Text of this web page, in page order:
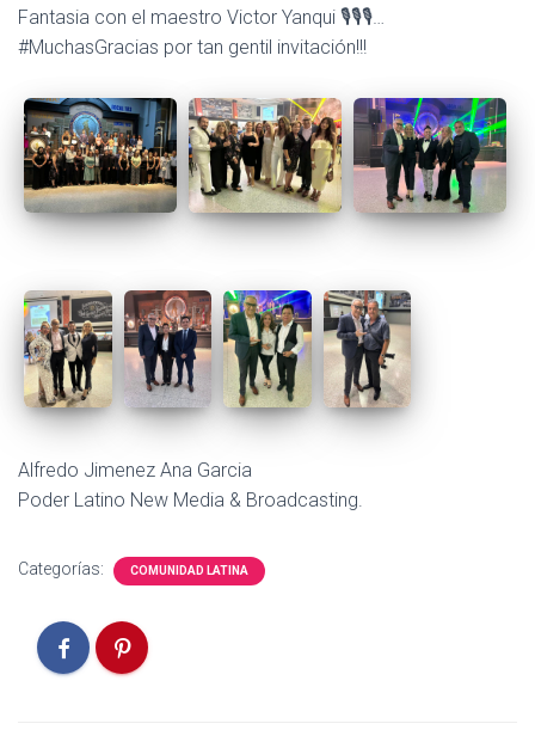
Fantasia con el maestro Victor Yanqui 🎙️🎙️🎙️…
#MuchasGracias por tan gentil invitación!!!
Alfredo Jimenez Ana Garcia
Poder Latino New Media & Broadcasting.
Categorías: COMUNIDAD LATINA